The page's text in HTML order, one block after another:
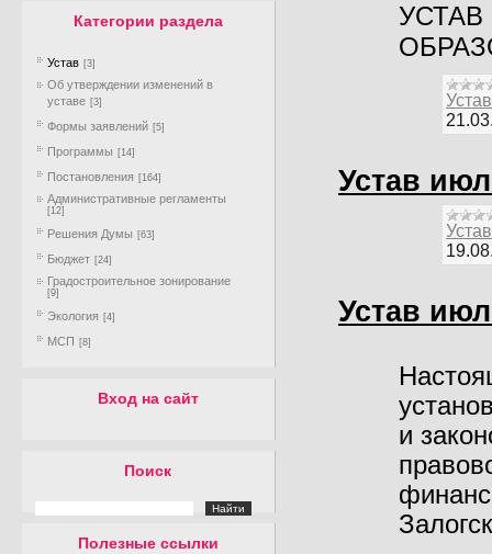
Категории раздела
Устав [3]
Об утверждении изменений в
уставе [3]
Формы заявлений [5]
Программы [14]
Постановления [164]
Административные регламенты
[12]
Решения Думы [63]
Бюджет [24]
Градостроительное зонирование
[9]
Экология [4]
МСП [8]
Вход на сайт
Поиск
Полезные ссылки
Устав
Устав
Устав
Устав
и